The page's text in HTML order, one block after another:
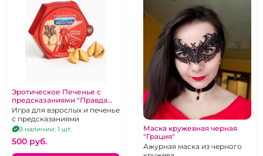
Эротическое Печенье с
предсказаниями "Правда
или действие"
Игра для взрослых и печенье
с предсказаниями
В наличии: 1 шт.
500 pуб.
Маска кружевная черная
"Грация"
Ажурная маска из черного